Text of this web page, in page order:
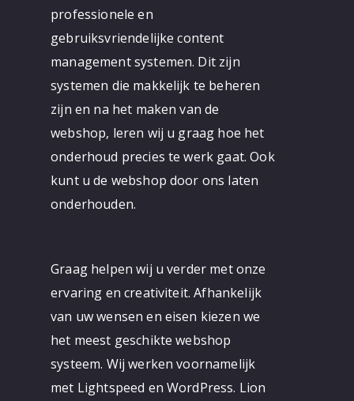
professionele en
gebruiksvriendelijke content
management systemen. Dit zijn
systemen die makkelijk te beheren
zijn en na het maken van de
webshop, leren wij u graag hoe het
onderhoud precies te werk gaat. Ook
kunt u de webshop door ons laten
onderhouden.
Graag helpen wij u verder met onze
ervaring en creativiteit. Afhankelijk
van uw wensen en eisen kiezen we
het meest geschikte webshop
systeem. Wij werken voornamelijk
met Lightspeed en WordPress. Lion